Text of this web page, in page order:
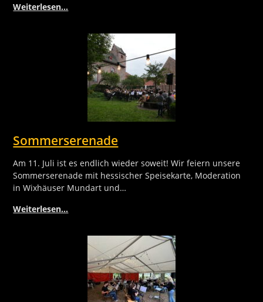
Weiterlesen…
Sommerserenade
Am 11. Juli ist es endlich wieder soweit! Wir feiern unsere
Sommerserenade mit hessischer Speisekarte, Moderation
in Wixhäuser Mundart und…
Weiterlesen…